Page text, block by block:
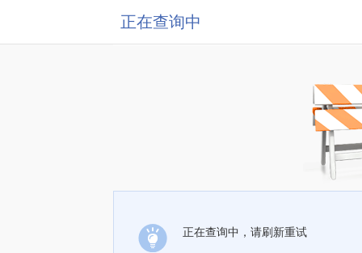
正在查询中
正在查询中，请刷新重试